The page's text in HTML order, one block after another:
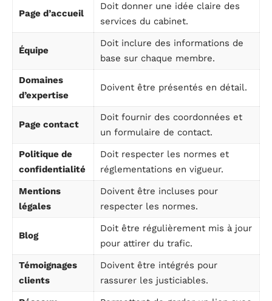
Page d’accueil
Doit donner une idée claire des
services du cabinet.
Équipe
Doit inclure des informations de
base sur chaque membre.
Domaines
d’expertise
Doivent être présentés en détail.
Page contact
Doit fournir des coordonnées et
un formulaire de contact.
Politique de
confidentialité
Doit respecter les normes et
réglementations en vigueur.
Mentions
légales
Doivent être incluses pour
respecter les normes.
Blog
Doit être régulièrement mis à jour
pour attirer du trafic.
Témoignages
clients
Doivent être intégrés pour
rassurer les justiciables.